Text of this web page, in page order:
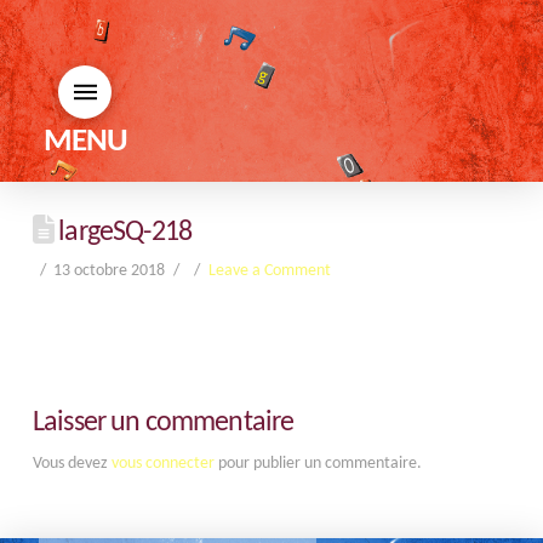
MENU
largeSQ-218
13 octobre 2018 Leave a Comment
Laisser un commentaire
Vous devez vous connecterpour publier un commentaire.